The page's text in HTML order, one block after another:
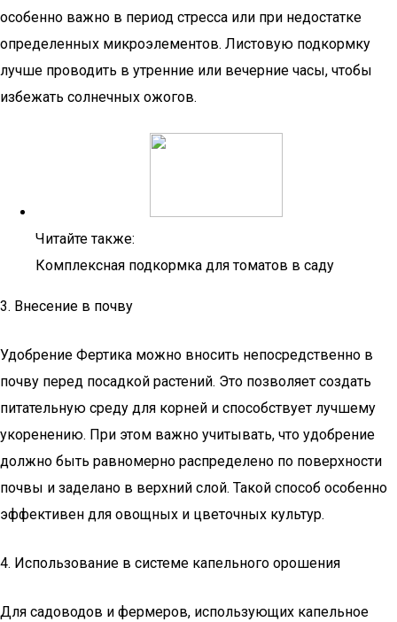
особенно важно в период стресса или при недостатке
определенных микроэлементов. Листовую подкормку
лучше проводить в утренние или вечерние часы, чтобы
избежать солнечных ожогов.
Читайте также:
Комплексная подкормка для томатов в саду
3. Внесение в почву
Удобрение Фертика можно вносить непосредственно в
почву перед посадкой растений. Это позволяет создать
питательную среду для корней и способствует лучшему
укоренению. При этом важно учитывать, что удобрение
должно быть равномерно распределено по поверхности
почвы и заделано в верхний слой. Такой способ особенно
эффективен для овощных и цветочных культур.
4. Использование в системе капельного орошения
Для садоводов и фермеров, использующих капельное